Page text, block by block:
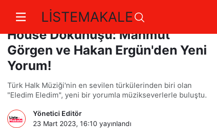
LİSTEMAKALE
“Eledim Eledim” Türküsüne Deep
House Dokunuşu: Mahmut
Görgen ve Hakan Ergün'den Yeni
Yorum!
Türk Halk Müziği'nin en sevilen türkülerinden biri olan
"Eledim Eledim", yeni bir yorumla müzikseverlerle buluştu.
Yönetici Editör
23 Mart 2023, 16:10 yayınlandı